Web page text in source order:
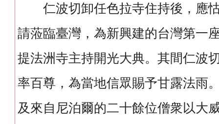
仁波切卸任色拉寺住持後，應
請蒞臨臺灣，為新興建的台灣第一
提法洲寺主持開光大典。其間仁波
率百尊，為當地信眾賜予甘露法雨
及來自尼泊爾的二十餘位僧衆以大